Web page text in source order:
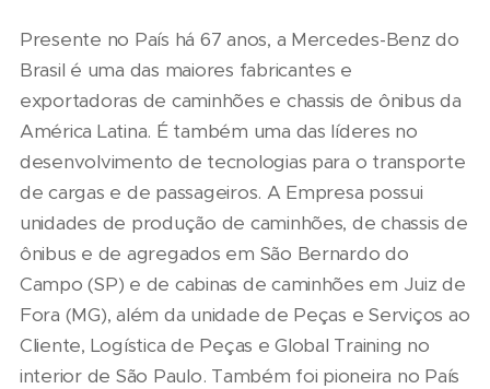
Presente no País há 67 anos, a Mercedes-Benz do
Brasil é uma das maiores fabricantes e
exportadoras de caminhões e chassis de ônibus da
América Latina. É também uma das líderes no
desenvolvimento de tecnologias para o transporte
de cargas e de passageiros. A Empresa possui
unidades de produção de caminhões, de chassis de
ônibus e de agregados em São Bernardo do
Campo (SP) e de cabinas de caminhões em Juiz de
Fora (MG), além da unidade de Peças e Serviços ao
Cliente, Logística de Peças e Global Training no
interior de São Paulo. Também foi pioneira no País